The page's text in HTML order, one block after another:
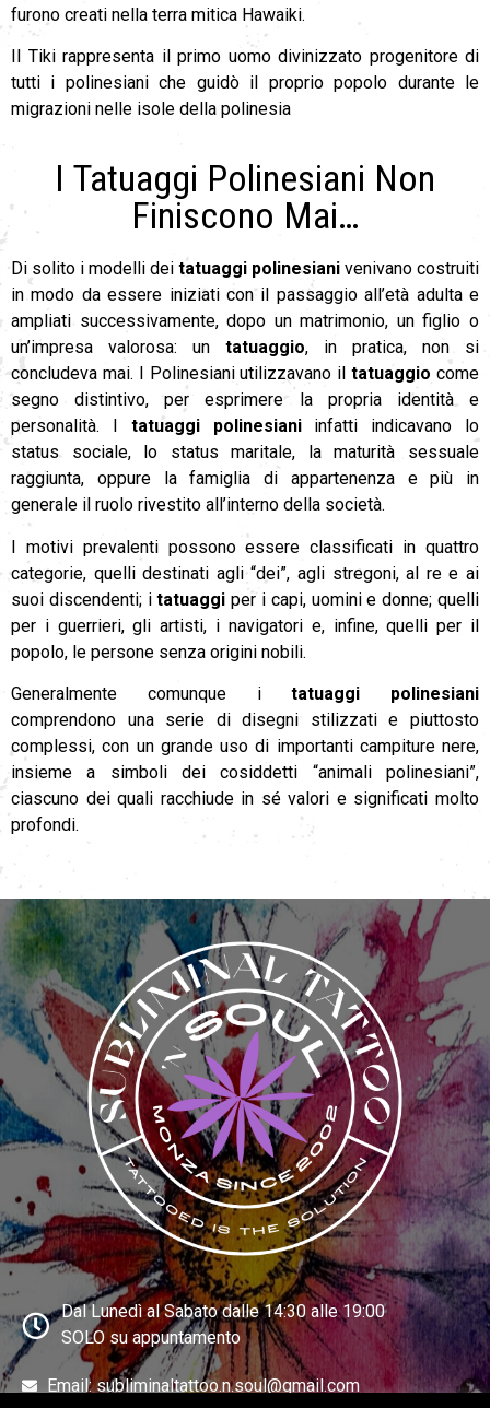
furono creati nella terra mitica Hawaiki.
Il Tiki rappresenta il primo uomo divinizzato progenitore di
tutti i polinesiani che guidò il proprio popolo durante le
migrazioni nelle isole della polinesia
I Tatuaggi Polinesiani Non
Finiscono Mai…
Di solito i modelli dei tatuaggi polinesiani venivano costruiti
in modo da essere iniziati con il passaggio all’età adulta e
ampliati successivamente, dopo un matrimonio, un figlio o
un’impresa valorosa: un tatuaggio, in pratica, non si
concludeva mai. I Polinesiani utilizzavano iltatuaggio come
segno distintivo, per esprimere la propria identità e
personalità. I tatuaggi polinesianiinfatti indicavano lo
status sociale, lo status maritale, la maturità sessuale
raggiunta, oppure la famiglia di appartenenza e più in
generale il ruolo rivestito all’interno della società.
I motivi prevalenti possono essere classificati in quattro
categorie, quelli destinati agli “dei”, agli stregoni, al re e ai
suoi discendenti; itatuaggi per i capi, uomini e donne; quelli
per i guerrieri, gli artisti, i navigatori e, infine, quelli per il
popolo, le persone senza origini nobili.
Generalmente comunque itatuaggi polinesiani
comprendono una serie di disegni stilizzati e piuttosto
complessi, con un grande uso di importanti campiture nere,
insieme a simboli dei cosiddetti “animali polinesiani”,
ciascuno dei quali racchiude in sé valori e significati molto
profondi.
Dal Lunedì al Sabato dalle 14:30 alle 19:00
SOLO su appuntamento
Email: subliminaltattoo.n.soul@gmail.com